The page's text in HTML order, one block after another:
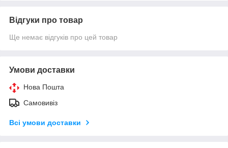
Відгуки про товар
Ще немає відгуків про цей товар
Умови доставки
Нова Пошта
Самовивіз
Всі умови доставки